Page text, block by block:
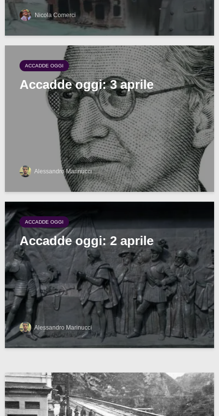
Nicola Comerci
ACCADDE OGGI
Accadde oggi: 3 aprile
Alessandro Marinucci
ACCADDE OGGI
Accadde oggi: 2 aprile
Alessandro Marinucci